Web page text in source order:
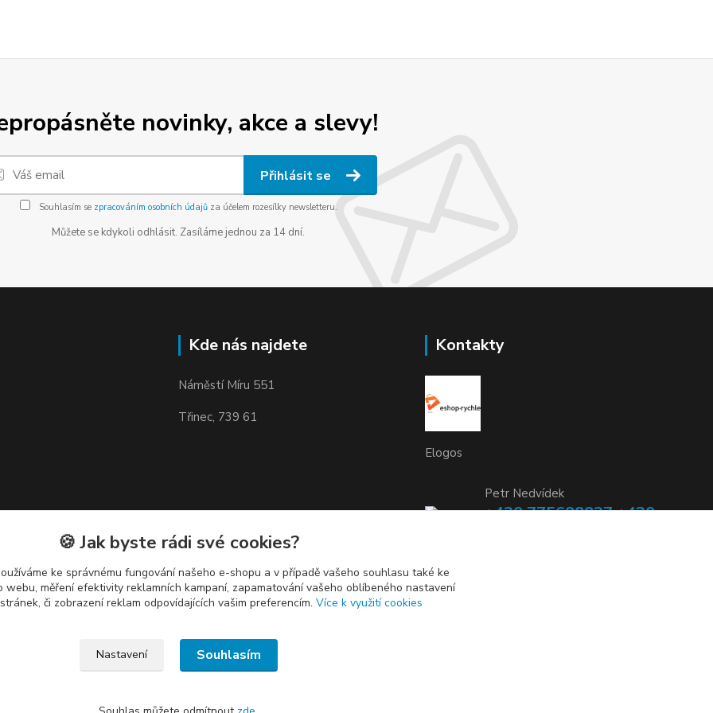
novinky, akce a slevy!
Přihlásit se
Souhlasím se zpracováním osobních údajůza účelem rozesílky newsletteru.
Můžete se kdykoli odhlásit. Zasíláme jednou za 14 dní.
Kde nás najdete
Náměstí Míru 551
Třinec, 739 61
Kontakty
Elogos
Petr Nedvídek
+420 775688827 +420
info@elogos.cz
🍪 Jak byste rádi své cookies?
ke správnému fungování našeho e-shopu a v případě vašeho souhlasu také ke
měření efektivity reklamních kampaní, zapamatování vašeho oblíbeného nastavení
či zobrazení reklam odpovídajících vašim preferencím. Více k využití cookies
Nastavení Souhlasím